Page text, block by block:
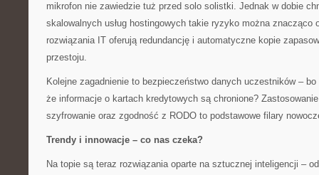
mikrofon nie zawiedzie tuż przed solo solistki. Jednak w dobie
skalowalnych usług hostingowych takie ryzyko można znacząco
rozwiązania IT oferują redundancję i automatyczne kopie
przestoju.
Kolejne zagadnienie to bezpieczeństwo danych uczestników –
że informacje o kartach kredytowych są chronione?
szyfrowanie oraz zgodność z RODO to podstawowe filary
Trendy i innowacje – co nas czeka?
Na topie są teraz rozwiązania oparte na sztucznej inteligencji –